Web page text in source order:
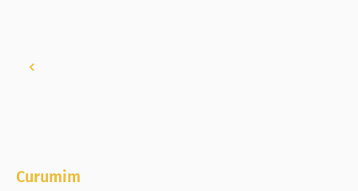
Curumim